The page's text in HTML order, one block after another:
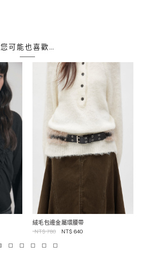
您可能也喜歡…
絨毛包邊金屬環腰帶
NT$ 780 NT$ 640